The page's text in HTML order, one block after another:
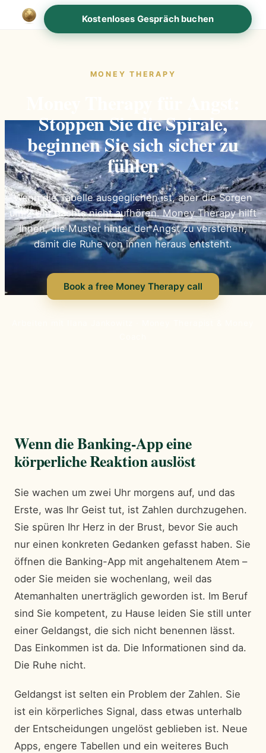
Kostenloses Gespräch buchen
MONEY THERAPY
Stoppen Sie die Spirale,
beginnen Sie sich sicher zu
fühlen
Wenn die Tabelle ausgeglichen ist, aber die Sorgen
um 2 Uhr nachts nicht aufhören. Money Therapy hilft
Ihnen, die Muster hinter der Angst zu verstehen,
damit die Ruhe von innen heraus entsteht.
Book a free Money Therapy call
Wenn die Banking-App eine
körperliche Reaktion auslöst
Sie wachen um zwei Uhr morgens auf, und das
Erste, was Ihr Geist tut, ist Zahlen durchzugehen.
Sie spüren Ihr Herz in der Brust, bevor Sie auch
nur einen konkreten Gedanken gefasst haben. Sie
öffnen die Banking-App mit angehaltenem Atem –
oder Sie meiden sie wochenlang, weil das
Atemanhalten unerträglich geworden ist. Im Beruf
sind Sie kompetent, zu Hause leiden Sie still unter
einer Geldangst, die sich nicht benennen lässt.
Das Einkommen ist da. Die Informationen sind da.
Die Ruhe nicht.
Geldangst ist selten ein Problem der Zahlen. Sie
ist ein körperliches Signal, dass etwas unterhalb
der Entscheidungen ungelöst geblieben ist. Neue
Apps, engere Tabellen und ein weiteres Buch